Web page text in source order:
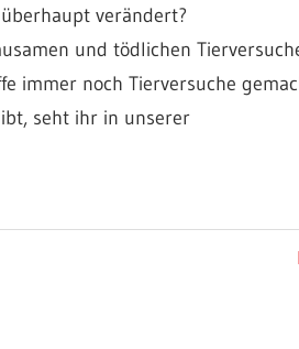
verändert?
und tödlichen
immer noch Tierversuche
seht ihr in unserer